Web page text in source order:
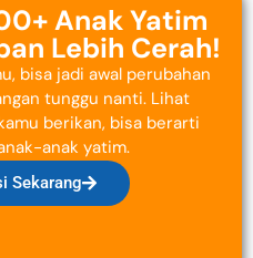
Anak Yatim
Lebih Cerah!
bisa jadi awal perubahan
tunggu nanti. Lihat
berikan, bisa berarti
anak yatim.
Sekarang